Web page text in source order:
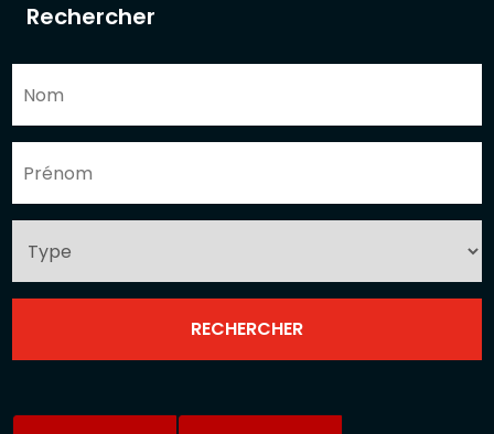
Rechercher